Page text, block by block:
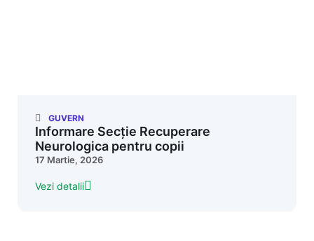
GUVERN
Informare Secție Recuperare
Neurologica pentru copii
17 Martie, 2026
Vezi detalii